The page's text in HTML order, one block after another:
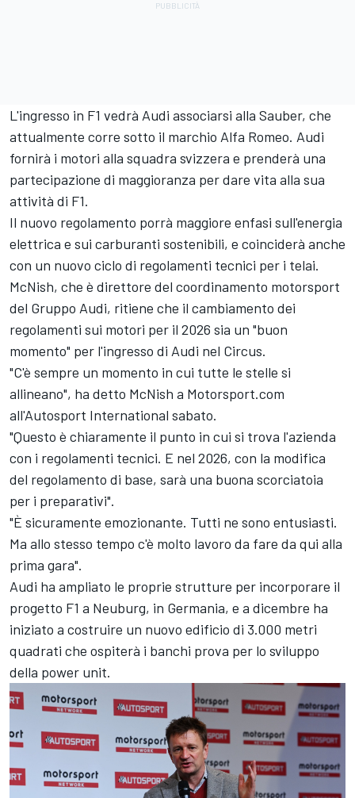
L'ingresso in F1 vedrà Audi associarsi alla Sauber, che
attualmente corre sotto il marchio Alfa Romeo. Audi
fornirà i motori alla squadra svizzera e prenderà una
partecipazione di maggioranza per dare vita alla sua
attività di F1.
Il nuovo regolamento porrà maggiore enfasi sull'energia
elettrica e sui carburanti sostenibili, e coinciderà anche
con un nuovo ciclo di regolamenti tecnici per i telai.
McNish, che è direttore del coordinamento motorsport
del Gruppo Audi, ritiene che il cambiamento dei
regolamenti sui motori per il 2026 sia un "buon
momento" per l'ingresso di Audi nel Circus.
"C'è sempre un momento in cui tutte le stelle si
allineano", ha detto McNish a Motorsport.com
all'Autosport International sabato.
"Questo è chiaramente il punto in cui si trova l'azienda
con i regolamenti tecnici. E nel 2026, con la modifica
del regolamento di base, sarà una buona scorciatoia
per i preparativi".
"È sicuramente emozionante. Tutti ne sono entusiasti.
Ma allo stesso tempo c'è molto lavoro da fare da qui alla
prima gara".
Audi ha ampliato le proprie strutture per incorporare il
progetto F1 a Neuburg, in Germania, e a dicembre ha
iniziato a costruire un nuovo edificio di 3.000 metri
quadrati che ospiterà i banchi prova per lo sviluppo
della power unit.